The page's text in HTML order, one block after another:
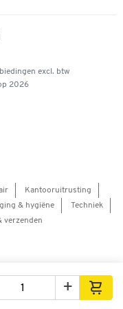
+
weergave
excl. btw
2026
Kantooruitrusting
& hygiëne
Techniek
verzenden